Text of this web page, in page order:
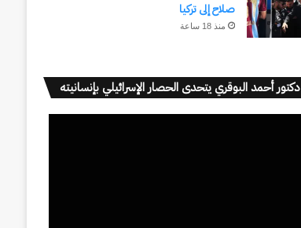
صلاح إلى تركيا
منذ 18 ساعة
دكتور أحمد البوقري يتحدى الحصار الإسرائيلي بإنسانيته